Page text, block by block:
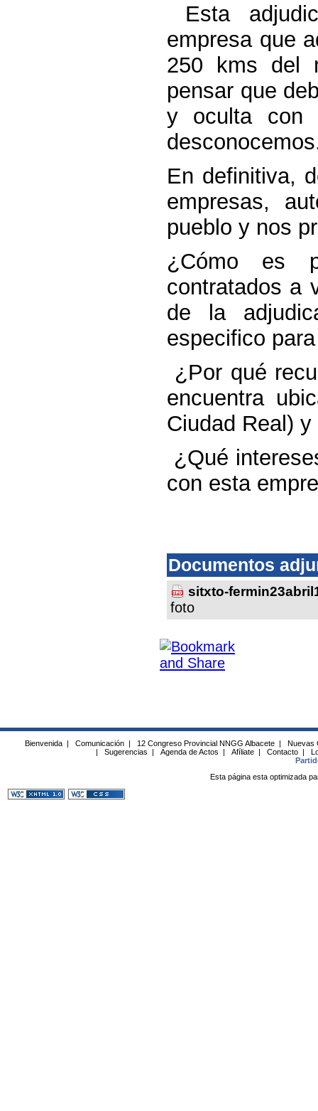
Esta
empresa que
250 kms del
pensar que
y oculta con
En definitiva,
empresas,
pueblo y nos
¿Cómo es
contratados a
de la
especifico
¿Por qué
encuentra
Ciudad Real)
¿Qué
con esta
Documentos
sitxto-
foto
Bienvenida | Comunicación | 12 Congreso Provincial NNGG Albacete |
Nuevas
|
Sugerencias | Agenda de Actos | Afíliate | Contacto |
Esta página esta optimizada